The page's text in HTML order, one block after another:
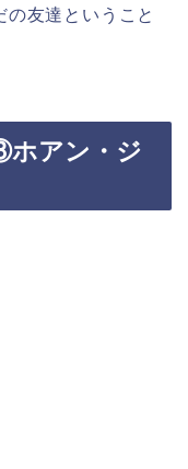
友達ということ
ホアン・ジ